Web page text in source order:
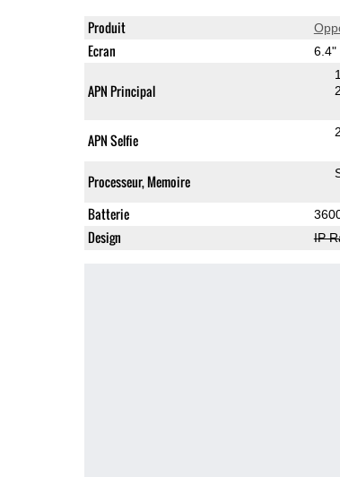
Produit
Ecran 6.4"
APN Principal
APN Selfie
Processeur, Memoire
Batterie
Design IP